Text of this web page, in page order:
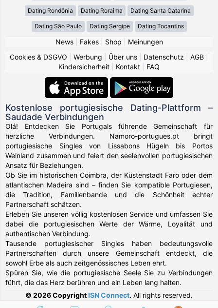
Dating Rondônia Dating Roraima Dating Santa Catarina
Dating São Paulo Dating Sergipe Dating Tocantins
News| Fakes| Shop
Meinungen
Cookies & DSGVO
Werbung Über uns Datenschutz AGB
Kindersicherheit
Kontakt FAQ
Kostenlose portugiesische Dating-Plattform –
Saudade Verbindungen
Olá! Entdecken Sie Portugals führende Gemeinschaft für
herzliche Verbindungen. Namoro-portugues.pt bringt
portugiesische Singles von Lissabons Hügeln bis Portos
Weinland zusammen und feiert den seelenvollen portugiesischen
Ansatz für Beziehungen.
Ob Sie im historischen Coimbra, der Küstenstadt Faro oder dem
atlantischen Madeira sind – finden Sie kompatible Portugiesen,
die Tradition, Familienbande und die Schönheit echter
Partnerschaft schätzen.
Erleben Sie unseren völlig kostenlosen Service und umfassen Sie
dabei die portugiesischen Werte der Wärme, Loyalität und
authentischen Verbindung.
Tausende portugiesischer Singles haben bedeutungsvolle
Partnerschaften durch unsere Gemeinschaft entdeckt, die
sowohl Erbe als auch zeitgenössisches Leben ehrt.
Spüren Sie, wie die portugiesische Seele Sie zu Verbindungen
führt, die das Herz berühren und ein Leben lang halten.
© 2026 Copyright ISN Connect. All rights reserved.